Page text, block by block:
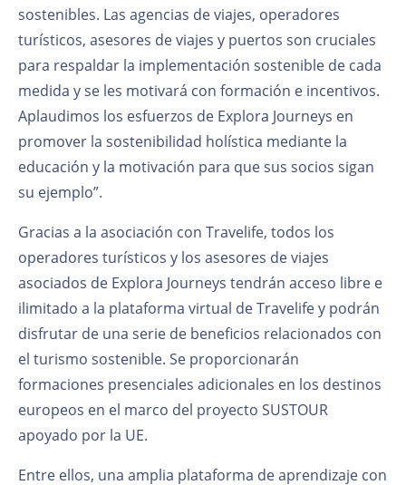
sostenibles. Las agencias de viajes, operadores
turísticos, asesores de viajes y puertos son cruciales
para respaldar la implementación sostenible de cada
medida y se les motivará con formación e incentivos.
Aplaudimos los esfuerzos de Explora Journeys en
promover la sostenibilidad holística mediante la
educación y la motivación para que sus socios sigan
su ejemplo”.
Gracias a la asociación con Travelife, todos los
operadores turísticos y los asesores de viajes
asociados de Explora Journeys tendrán acceso libre e
ilimitado a la plataforma virtual de Travelife y podrán
disfrutar de una serie de beneficios relacionados con
el turismo sostenible. Se proporcionarán
formaciones presenciales adicionales en los destinos
europeos en el marco del proyecto SUSTOUR
apoyado por la UE.
Entre ellos, una amplia plataforma de aprendizaje con